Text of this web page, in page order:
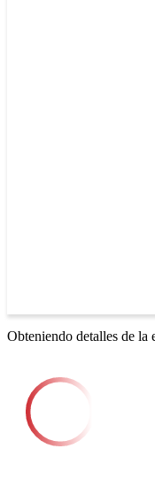
Obteniendo detalles de la